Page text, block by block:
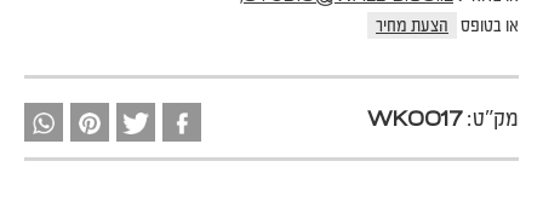
או בטופס
הצעת מחיר
מק"ט:WK0017